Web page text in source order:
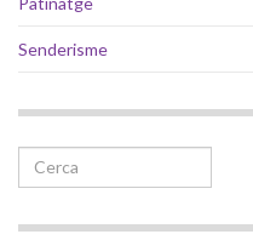
Senderisme
Search for: